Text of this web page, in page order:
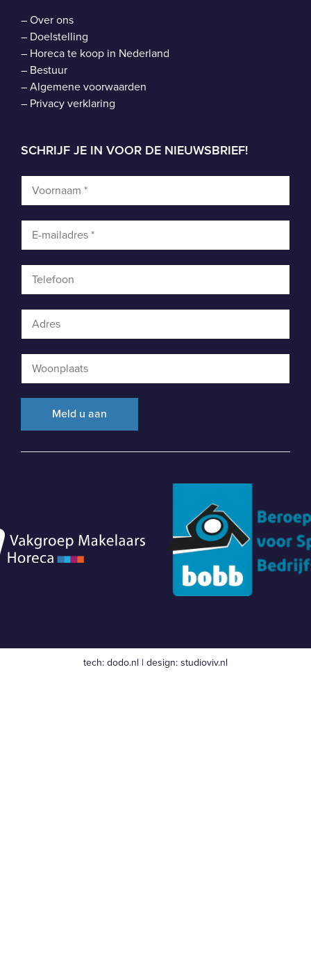
–Over ons
– Doelstelling
– Horeca te koop in Nederland
– Bestuur
–Algemene voorwaarden
– Privacy verklaring
SCHRIJF JE IN VOOR DE NIEUWSBRIEF!
tech:dodo.nl | design:studioviv.nl